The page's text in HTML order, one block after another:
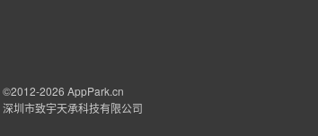
©2012-2026 AppPark.cn
深圳市致宇天承科技有限公司